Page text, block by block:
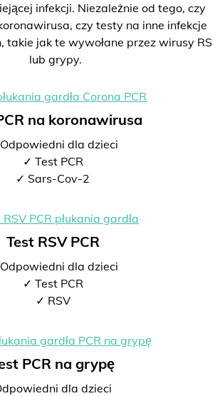
infekcji. Niezależnie od tego, czy
czy testy na inne infekcje
takie jak te wywołane przez wirusy RS
lub grypy.
na koronawirusa
dla dzieci
✓ Test PCR
✓ Sars-Cov-2
Test RSV PCR
dla dzieci
✓ Test PCR
✓ RSV
PCR na grypę
dla dzieci